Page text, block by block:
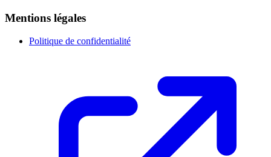
Mentions légales
Politique de confidentialité